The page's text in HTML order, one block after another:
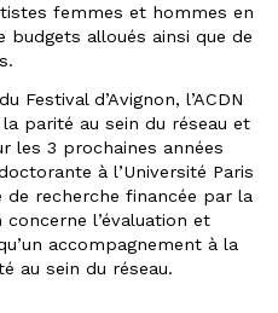
femmes et hommes en
alloués ainsi que de
Festival d’Avignon, l’ACDN
parité au sein du réseau et
les 3 prochaines années
à l’Université Paris
de recherche financée par la
l’évaluation et
accompagnement à la
au sein du réseau.